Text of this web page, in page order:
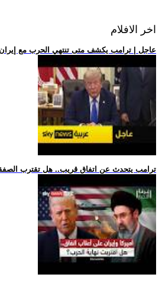
اخر الافلام
.. عاجل | ترامب يكشف متى تنتهي الحرب مع إيران
.. ترامب يتحدث عن اتفاق قريب.. هل تقترب